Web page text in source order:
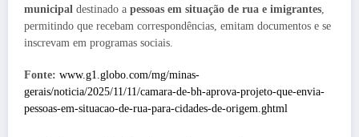
municipal destinado a pessoas em situação de rua e imigrantes,
permitindo que recebam correspondências, emitam documentos e se
inscrevam em programas sociais.
Fonte: www.g1.globo.com/mg/minas-
gerais/noticia/2025/11/11/camara-de-bh-aprova-projeto-que-envia-
pessoas-em-situacao-de-rua-para-cidades-de-origem.ghtml